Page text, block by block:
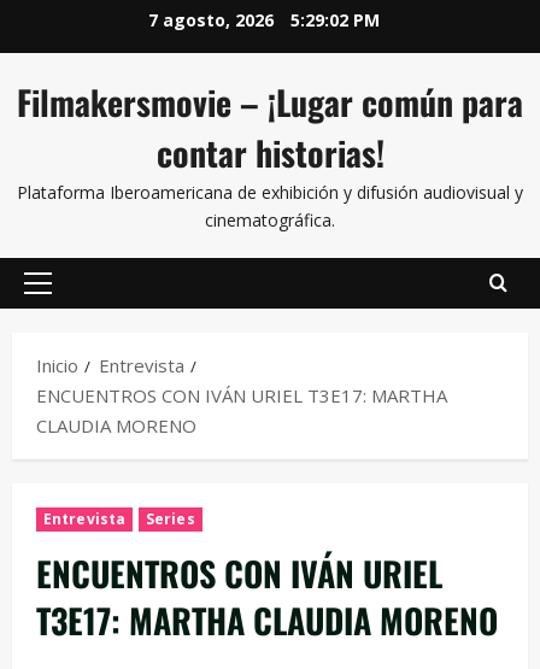
7 agosto, 2026 5:29:02 PM
Filmakersmovie – ¡Lugar común para
contar historias!
Plataforma Iberoamericana de exhibición y difusión audiovisual y
cinematográfica.
Inicio
Entrevista
ENCUENTROS CON IVÁN URIEL T3E17: MARTHA
CLAUDIA MORENO
Entrevista Series
ENCUENTROS CON IVÁN URIEL
T3E17: MARTHA CLAUDIA MORENO